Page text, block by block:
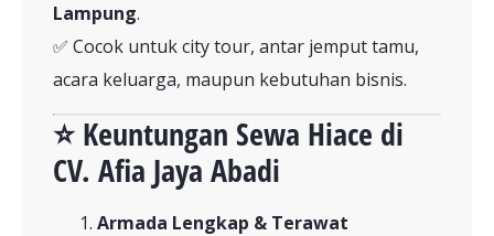
Lampung.
✅ Cocok untuk city tour, antar jemput tamu,
acara keluarga, maupun kebutuhan bisnis.
⭐ Keuntungan Sewa Hiace di
CV. Afia Jaya Abadi
Armada Lengkap & Terawat